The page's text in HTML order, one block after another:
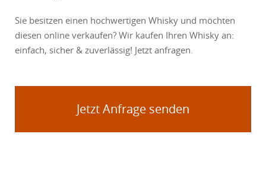
Sie besitzen einen hochwertigen Whisky und möchten
diesen online verkaufen? Wir kaufen Ihren Whisky an:
einfach, sicher & zuverlässig! Jetzt anfragen.
Jetzt Anfrage senden